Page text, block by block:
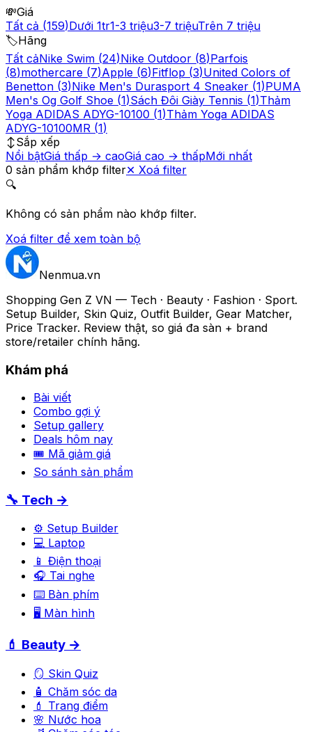
💸Giá
Tất cả (159)Dưới 1tr1-3 triệu3-7 triệuTrên 7 triệu
🏷️Hãng
Tất cảNike Swim (24)Nike Outdoor (8)Parfois
(8)mothercare (7)Apple (6)Fitflop (3)United Colors of
Benetton (3)Nike Men's Durasport 4 Sneaker (1)PUMA
Men's Og Golf Shoe (1)Sách Đôi Giày Tennis (1)Thảm
Yoga ADIDAS ADYG-10100 (1)Thảm Yoga ADIDAS
ADYG-10100MR (1)
↕️Sắp xếp
Nổi bậtGiá thấp → caoGiá cao → thấpMới nhất
0 sản phẩm khớp filter✕ Xoá filter
🔍
Không có sản phẩm nào khớp filter.
Xoá filter để xem toàn bộ
Nenmua.vn
Shopping Gen Z VN — Tech · Beauty · Fashion · Sport.
Setup Builder, Skin Quiz, Outfit Builder, Gear Matcher,
Price Tracker. Review thật, so giá đa sàn + brand
store/retailer chính hãng.
Khám phá
Bài viết
Combo gợi ý
Setup gallery
Deals hôm nay
🎟 Mã giảm giá
So sánh sản phẩm
🔧 Tech →
⚙️ Setup Builder
💻 Laptop
📱 Điện thoại
🎧 Tai nghe
⌨️ Bàn phím
🖥️ Màn hình
💄 Beauty →
🪞 Skin Quiz
🧴 Chăm sóc da
💄 Trang điểm
🌸 Nước hoa